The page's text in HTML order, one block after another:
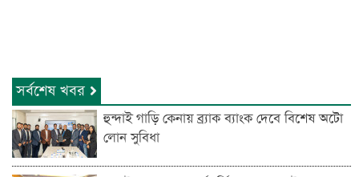
সর্বশেষ খবর
হুন্দাই গাড়ি কেনায় ব্র্যাক ব্যাংক দেবে বিশেষ অটো
লোন সুবিধা